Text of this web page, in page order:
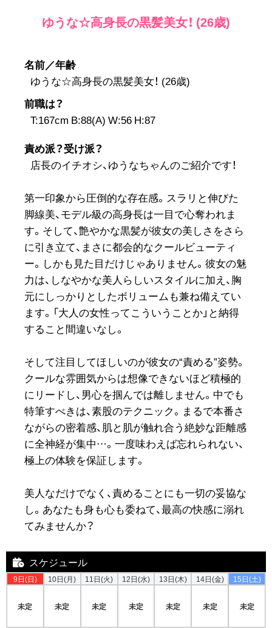
ゆうな☆高身長の黒髪美女！ (26歳)
名前／年齢
ゆうな☆高身長の黒髪美女！ (26歳)
前職は？
T:167cm B:88(A) W:56 H:87
責め派？受け派？
店長のイチオシ、ゆうなちゃんのご紹介です！
第一印象から圧倒的な存在感。スラリと伸びた
脚線美、モデル級の高身長は一目で心奪われま
す。そして、艶やかな黒髪が彼女の美しさをさら
に引き立て、まさに都会的なクールビューティ
ー。しかも見た目だけじゃありません。彼女の魅
力は、しなやかな美人らしいスタイルに加え、胸
元にしっかりとしたボリュームも兼ね備えてい
ます。「大人の女性ってこういうことか」と納得
すること間違いなし。
そして注目してほしいのが彼女の“責める”姿勢。
クールな雰囲気からは想像できないほど積極的
にリードし、男心を掴んでは離しません。中でも
特筆すべきは、素股のテクニック。まるで本番さ
ながらの密着感、肌と肌が触れ合う絶妙な距離感
に全神経が集中…。一度味わえば忘れられない、
極上の体験を保証します。
美人なだけでなく、責めることにも一切の妥協な
し。あなたも身も心も委ねて、最高の快感に溺れ
てみませんか？
スケジュール
9日(日)
未定
10日(月)
未定
11日(火)
未定
12日(水)
未定
13日(木)
未定
14日(金)
未定
15日(土)
未定